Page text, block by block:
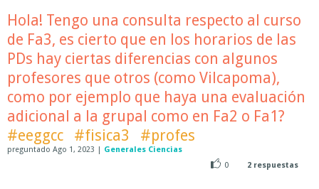
Hola! Tengo una consulta respecto al curso
de Fa3, es cierto que en los horarios de las
PDs hay ciertas diferencias con algunos
profesores que otros (como Vilcapoma),
como por ejemplo que haya una evaluación
adicional a la grupal como en Fa2 o Fa1?
#eeggcc
#fisica3 #profes
preguntado Ago 1, 2023 | Generales Ciencias
0
2 respuestas